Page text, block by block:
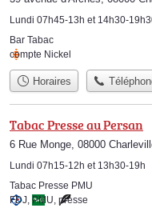
Lundi 07h45-13h et 14h30-
Bar Tabac
compte Nickel
Horaires
Tabac Presse au Persan
6 Rue Monge, 08000
Lundi 07h15-12h et 13h30-19h
Tabac Presse PMU
FDJ, PMU, presse